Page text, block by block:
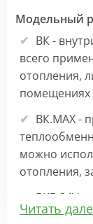
Модельный
ВК -
всего
отопления,
помещениях
ВК.МАХ -
можно
отопления,
ВКВ 24V –
отопления с
Читать